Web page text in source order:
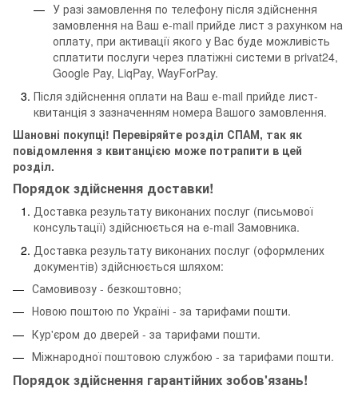
У разі замовлення по телефону після здійснення
замовлення на Ваш е-mail прийде лист з рахунком на
оплату, при активації якого у Вас буде можливість
сплатити послуги через платіжні системи в privat24,
Google Pay, LiqPay, WayForPay.
Після здійснення оплати на Ваш е-mail прийде лист-
квитанція з зазначенням номера Вашого замовлення.
Шановні покупці! Перевіряйте розділ СПАМ, так як
повідомлення з квитанцією може потрапити в цей
розділ.
Порядок здійснення доставки!
Доставка результату виконаних послуг (письмової
консультації) здійснюється на e-mail Замовника.
Доставка результату виконаних послуг (оформлених
документів) здійснюється шляхом:
Самовивозу - безкоштовно;
Новою поштою по Україні - за тарифами пошти.
Кур'єром до дверей - за тарифами пошти.
Міжнародної поштовою службою - за тарифами пошти.
Порядок здійснення гарантійних зобов'язань!